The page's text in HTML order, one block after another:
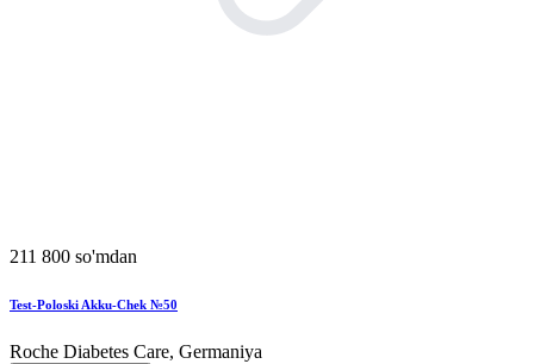
211 800 so'mdan
Test-Poloski Akku-Chek №50
Roche Diabetes Care, Germaniya